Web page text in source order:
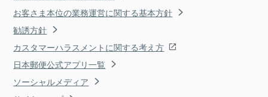
お客さま本位の業務運営に関する基本方針
勧誘方針
カスタマーハラスメントに関する考え方
日本郵便公式アプリ一覧
ソーシャルメディア